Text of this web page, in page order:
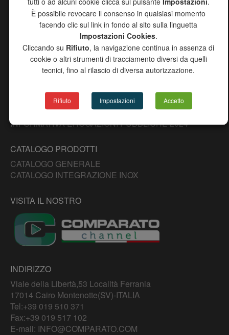
MAPPA DEL SITO
CHANNEL
PRODOTTI
RICERCA AGENTI
DOWNLOAD
COPYRIGHT DISCLAIMER
INFORMATIVA EROGAZIONI PUBBLICHE 2024
CATALOGO PRODOTTI
CATALOGO GENERALE
CATALOGO INTEGRAZIONE INOX
VISITA IL NOSTRO
INDIRIZZO
Viale della Libertà,53 Località Ferrania
17014 Cairo Montenotte(SV)-ITALIA
Tel:+39 019 510 371
Fax:+39 019 517 102
E-mail: INFO@COMPARATO.COM
È possibile revocare il consenso in qualsiasi momento
facendo clic sul link in fondo al sito sulla linguetta
Impostazioni Cookies.
Cliccando su Rifiuto, la navigazione continua in assenza di
cookie o altri strumenti di tracciamento diversi da quelli
tecnici, fino al rilascio di diversa autorizzazione.
Rifiuto Impostazioni Accetto